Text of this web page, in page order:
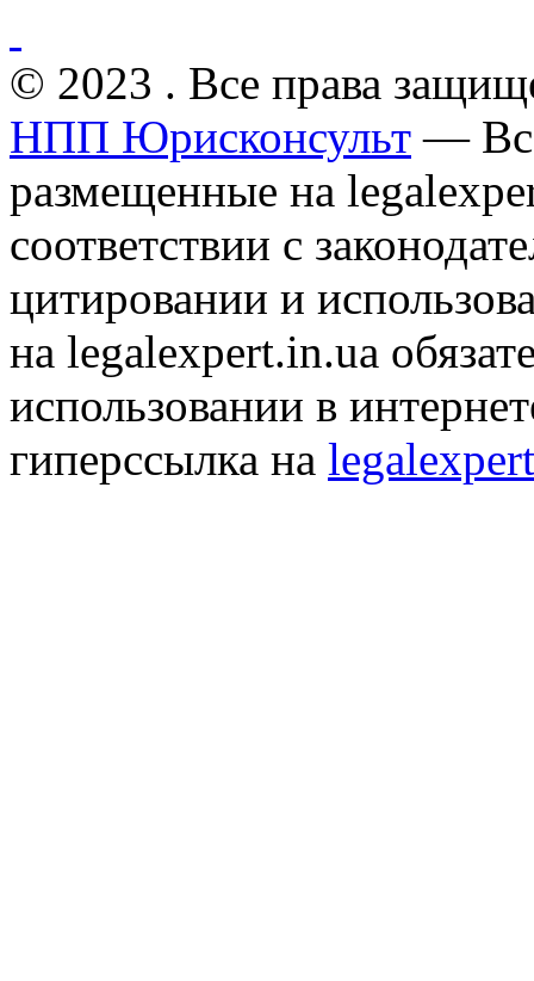
© 2023 . Все права
НПП Юрисконсульт —
размещенные на
соответствии с
цитировании и
на legalexpert.in.ua
использовании в
гиперссылка на